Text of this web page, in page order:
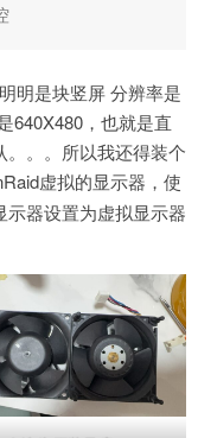
明是块竖屏 分辨率是
640X480，也就是直
。。所以我还得装个
虚拟的显示器，使
示器设置为虚拟显示器